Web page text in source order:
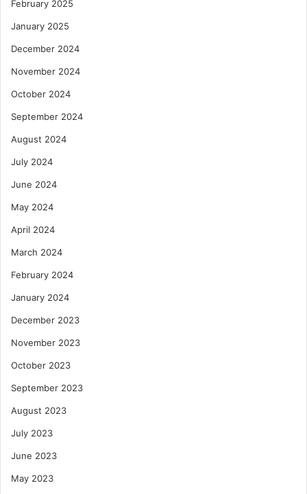
February 2025
January 2025
December 2024
November 2024
October 2024
September 2024
August 2024
July 2024
June 2024
May 2024
April 2024
March 2024
February 2024
January 2024
December 2023
November 2023
October 2023
September 2023
August 2023
July 2023
June 2023
May 2023